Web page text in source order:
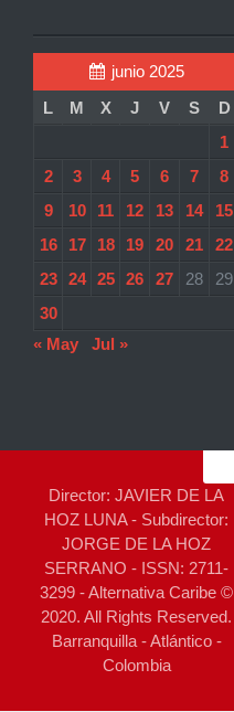
junio 2025
L
M X J V S
D
1
2
3 4 5 6 7
8
9
10 11 12 13 14
15
16
17 18 19 20 21
22
23
24 25 26 27 28
29
30
« May
Jul »
Director: JAVIER DE LA
HOZ LUNA - Subdirector:
JORGE DE LA HOZ
SERRANO - ISSN: 2711-
3299 - Alternativa Caribe ©
2020. All Rights Reserved.
Barranquilla - Atlántico -
Colombia